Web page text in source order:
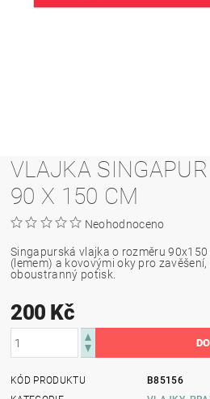
VLAJKA
90 X 150 CM
Neohodnoceno
Singapurská vlajka o rozměru
(lemem) a kovovými oky pro
oboustranný potisk.
200 Kč
KÓD PRODUKTU
B85156